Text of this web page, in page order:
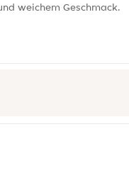
weichem Geschmack.